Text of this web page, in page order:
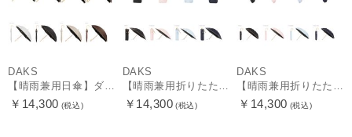
DAKS
￥14,300 (税込)
DAKS
￥14,300 (税込)
DAKS
￥14,300 (税込)